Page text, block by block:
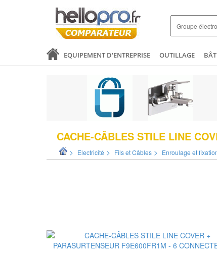
EQUIPEMENT D'ENTREPRISE OUTILLAGE
LOGISTIQUE ET EMBALLAGE
ELECTRICITÉ
CACHE-CÂBLES STILE LINE
> Electricité > Fils et Câbles > Enroulage et